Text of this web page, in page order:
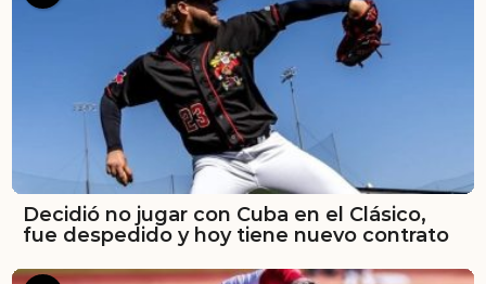
Decidió no jugar con Cuba en el Clásico,
fue despedido y hoy tiene nuevo contrato